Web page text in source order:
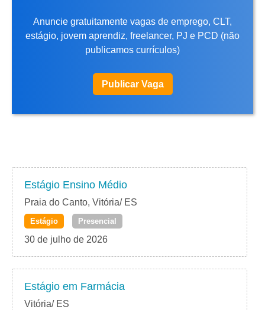
Anuncie gratuitamente vagas de emprego, CLT,
estágio, jovem aprendiz, freelancer, PJ e PCD (não
publicamos currículos)
Publicar Vaga
Estágio Ensino Médio
Praia do Canto, Vitória/ ES
Estágio Presencial
30 de julho de 2026
Estágio em Farmácia
Vitória/ ES